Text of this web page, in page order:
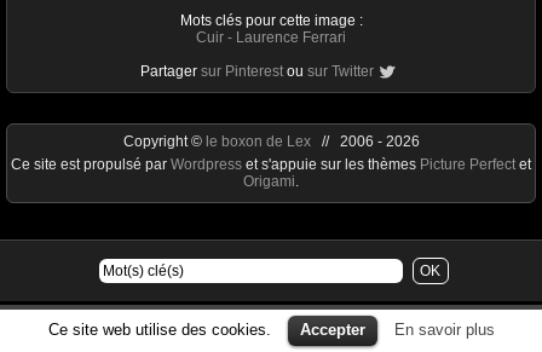
Mots clés pour cette image :
Cuir - Laurence Ferrari
Partager sur Pinterest ou sur Twitter
Ce site web utilise des cookies. Accepter En savoir plus
Copyright © le boxon de Lex// 2006 - 2026
Ce site est propulsé par Wordpress et s'appuie sur les thèmes Picture Perfect et
Origami.